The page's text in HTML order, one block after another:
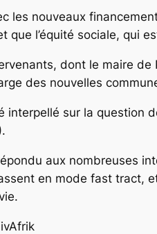
les nouveaux
que l’équité sociale, qui
dont le maire de
des nouvelles
interpellé sur la question
aux nombreuses
en mode fast tract,
/ VivAfrik